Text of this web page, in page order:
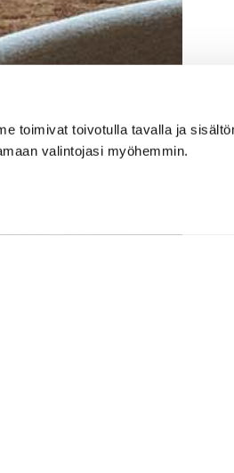
toimivat toivotulla tavalla ja
valintojasi myöhemmin.